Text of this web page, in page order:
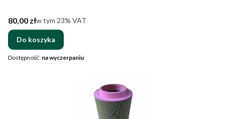
Cena brutto
80,00 złw tym %s VAT
w tym 23% VAT
Do koszyka
Dostępność: na wyczerpaniu